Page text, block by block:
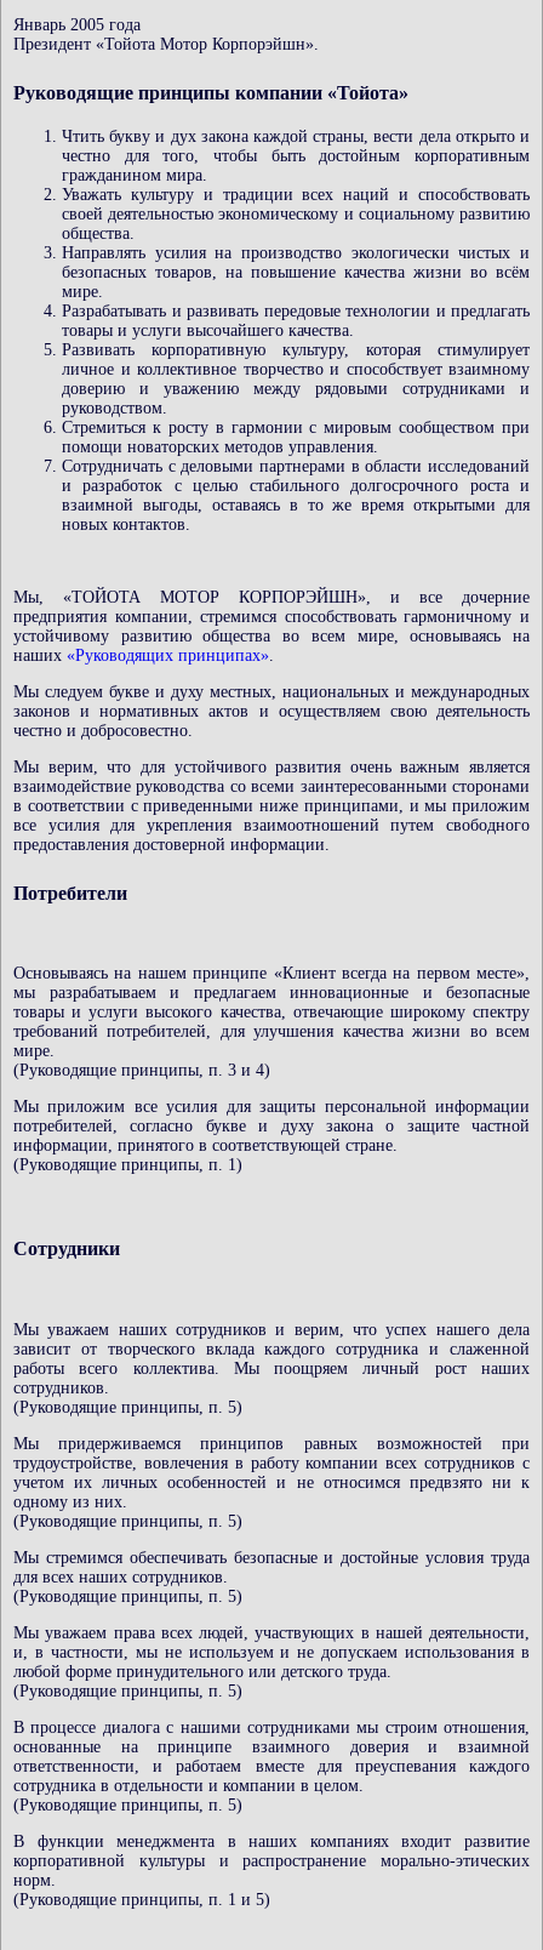
Январь 2005 года
Президент «Тойота Мотор Корпорэйшн».
Руководящие принципы компании «Тойота»
Чтить букву и дух закона каждой страны, вести дела открыто и
честно для того, чтобы быть достойным корпоративным
гражданином мира.
Уважать культуру и традиции всех наций и способствовать
своей деятельностью экономическому и социальному развитию
общества.
Направлять усилия на производство экологически чистых и
безопасных товаров, на повышение качества жизни во всём
мире.
Разрабатывать и развивать передовые технологии и предлагать
товары и услуги высочайшего качества.
Развивать корпоративную культуру, которая стимулирует
личное и коллективное творчество и способствует взаимному
доверию и уважению между рядовыми сотрудниками и
руководством.
Стремиться к росту в гармонии с мировым сообществом при
помощи новаторских методов управления.
Сотрудничать с деловыми партнерами в области исследований
и разработок с целью стабильного долгосрочного роста и
взаимной выгоды, оставаясь в то же время открытыми для
новых контактов.
Мы, «ТОЙОТА МОТОР КОРПОРЭЙШН», и все дочерние
предприятия компании, стремимся способствовать гармоничному и
устойчивому развитию общества во всем мире, основываясь на
наших «Руководящих принципах».
Мы следуем букве и духу местных, национальных и международных
законов и нормативных актов и осуществляем свою деятельность
честно и добросовестно.
Мы верим, что для устойчивого развития очень важным является
взаимодействие руководства со всеми заинтересованными сторонами
в соответствии с приведенными ниже принципами, и мы приложим
все усилия для укрепления взаимоотношений путем свободного
предоставления достоверной информации.
Потребители
Основываясь на нашем принципе «Клиент всегда на первом месте»,
мы разрабатываем и предлагаем инновационные и безопасные
товары и услуги высокого качества, отвечающие широкому спектру
требований потребителей, для улучшения качества жизни во всем
мире.
(Руководящие принципы, п. 3 и 4)
Мы приложим все усилия для защиты персональной информации
потребителей, согласно букве и духу закона о защите частной
информации, принятого в соответствующей стране.
(Руководящие принципы, п. 1)
Сотрудники
Мы уважаем наших сотрудников и верим, что успех нашего дела
зависит от творческого вклада каждого сотрудника и слаженной
работы всего коллектива. Мы поощряем личный рост наших
сотрудников.
(Руководящие принципы, п. 5)
Мы придерживаемся принципов равных возможностей при
трудоустройстве, вовлечения в работу компании всех сотрудников с
учетом их личных особенностей и не относимся предвзято ни к
одному из них.
(Руководящие принципы, п. 5)
Мы стремимся обеспечивать безопасные и достойные условия труда
для всех наших сотрудников.
(Руководящие принципы, п. 5)
Мы уважаем права всех людей, участвующих в нашей деятельности,
и, в частности, мы не используем и не допускаем использования в
любой форме принудительного или детского труда.
(Руководящие принципы, п. 5)
В процессе диалога с нашими сотрудниками мы строим отношения,
основанные на принципе взаимного доверия и взаимной
ответственности, и работаем вместе для преуспевания каждого
сотрудника в отдельности и компании в целом.
(Руководящие принципы, п. 5)
В функции менеджмента в наших компаниях входит развитие
корпоративной культуры и распространение морально-этических
норм.
(Руководящие принципы, п. 1 и 5)